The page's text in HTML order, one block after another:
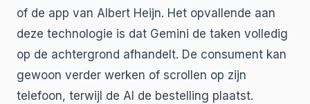
of de app van Albert Heijn. Het opvallende aan
deze technologie is dat Gemini de taken volledig
op de achtergrond afhandelt. De consument kan
gewoon verder werken of scrollen op zijn
telefoon, terwijl de AI de bestelling plaatst.